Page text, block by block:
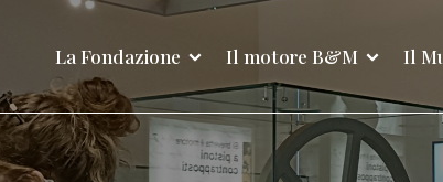
La Fondazione Il motore B&M Il